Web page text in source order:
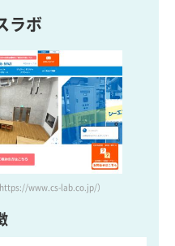
ラボ
https://www.cs-lab.co.jp/）